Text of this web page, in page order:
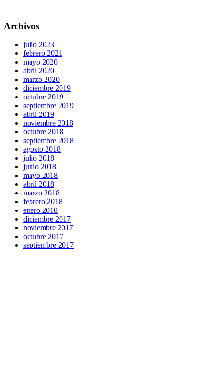
Archivos
julio 2023
febrero 2021
mayo 2020
abril 2020
marzo 2020
diciembre 2019
octubre 2019
septiembre 2019
abril 2019
noviembre 2018
octubre 2018
septiembre 2018
agosto 2018
julio 2018
junio 2018
mayo 2018
abril 2018
marzo 2018
febrero 2018
enero 2018
diciembre 2017
noviembre 2017
octubre 2017
septiembre 2017